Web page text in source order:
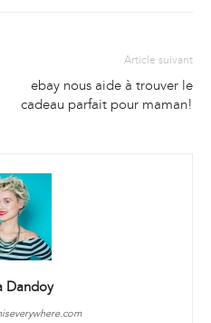
Article suivant
ebay nous aide à trouver le
cadeau parfait pour maman!
Dandoy